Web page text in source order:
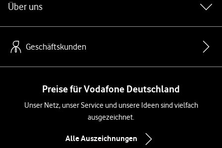
Über uns
Geschäftskunden
Preise für Vodafone Deutschland
Unser Netz, unser Service und unsere Ideen sind vielfach
ausgezeichnet.
Alle Auszeichnungen